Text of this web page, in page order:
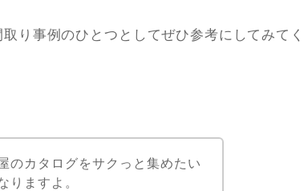
り事例のひとつとしてぜひ参考にしてみてく
のカタログをサクっと集めたい
りますよ。